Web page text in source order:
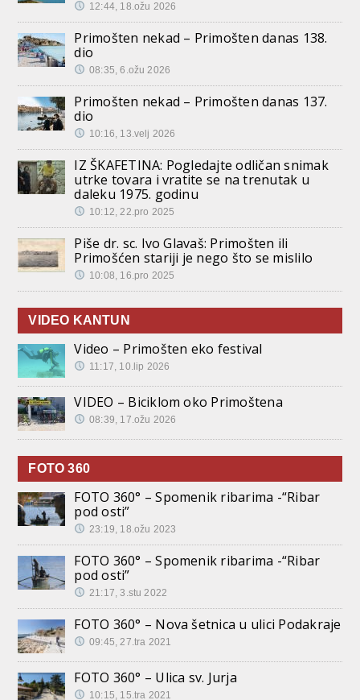
12:44, 18.ožu 2026
Primošten nekad – Primošten danas 138.
dio
08:35, 6.ožu 2026
Primošten nekad – Primošten danas 137.
dio
10:16, 13.velj 2026
IZ ŠKAFETINA: Pogledajte odličan snimak
utrke tovara i vratite se na trenutak u
daleku 1975. godinu
10:12, 22.pro 2025
Piše dr. sc. Ivo Glavaš: Primošten ili
Primošćen stariji je nego što se mislilo
10:08, 16.pro 2025
VIDEO KANTUN
Video – Primošten eko festival
11:17, 10.lip 2026
VIDEO – Biciklom oko Primoštena
08:39, 17.ožu 2026
FOTO 360
FOTO 360° – Spomenik ribarima -“Ribar
pod osti”
23:19, 18.ožu 2023
FOTO 360° – Spomenik ribarima -“Ribar
pod osti”
21:17, 3.stu 2022
FOTO 360° – Nova šetnica u ulici Podakraje
09:45, 27.tra 2021
FOTO 360° – Ulica sv. Jurja
10:15, 15.tra 2021